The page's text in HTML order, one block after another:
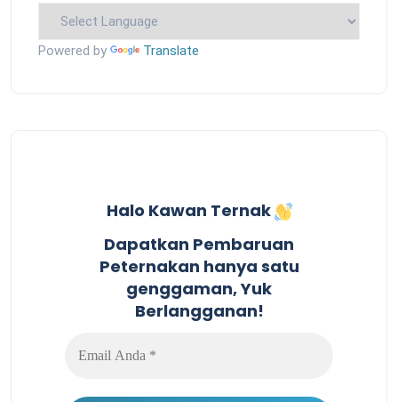
Powered by Translate
Halo Kawan Ternak
Dapatkan Pembaruan
Peternakan hanya satu
genggaman, Yuk
Berlangganan!